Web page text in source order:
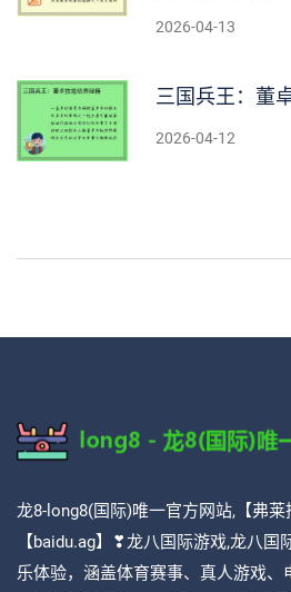
2026-04-13
三国兵王：董
2026-04-12
龙8-long8(国际)唯一官方网站,【弗
【baidu.ag】❣龙八国际游戏,龙八
乐体验，涵盖体育赛事、真人游戏